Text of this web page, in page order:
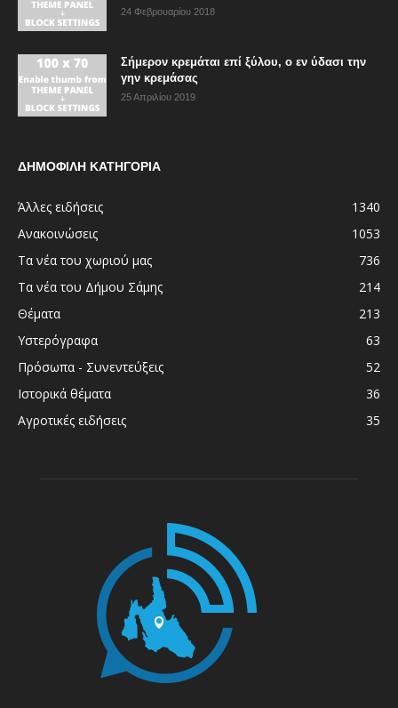
24 Φεβρουαρίου 2018
Σήμερον κρεμάται επί ξύλου, ο εν ύδασι την
γην κρεμάσας
25 Απριλίου 2019
ΔΗΜΟΦΙΛΗ ΚΑΤΗΓΟΡΙΑ
Άλλες ειδήσεις
1340
Ανακοινώσεις
1053
Τα νέα του χωριού μας
736
Τα νέα του Δήμου Σάμης
214
Θέματα
213
Υστερόγραφα
63
Πρόσωπα - Συνεντεύξεις
52
Ιστορικά θέματα
36
Αγροτικές ειδήσεις
35